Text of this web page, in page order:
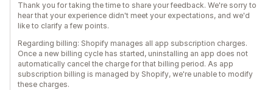
Thank you for taking the time to share your feedback. We're sorry to
hear that your experience didn't meet your expectations, and we'd
like to clarify a few points.
Regarding billing: Shopify manages all app subscription charges.
Once a new billing cycle has started, uninstalling an app does not
automatically cancel the charge for that billing period. As app
subscription billing is managed by Shopify, we're unable to modify
these charges.